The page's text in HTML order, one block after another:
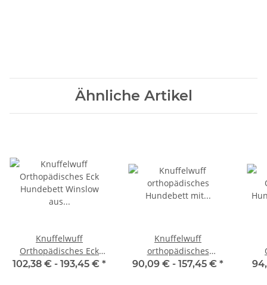
Ähnliche Artikel
Knuffelwuff
Orthopädisches Eck
Hundebett Winslow aus
102,38 € - 193,45 € *
Knuffelwuff
orthopädisches
Hundebett mit Fächer-
90,09 € - 157,45 € *